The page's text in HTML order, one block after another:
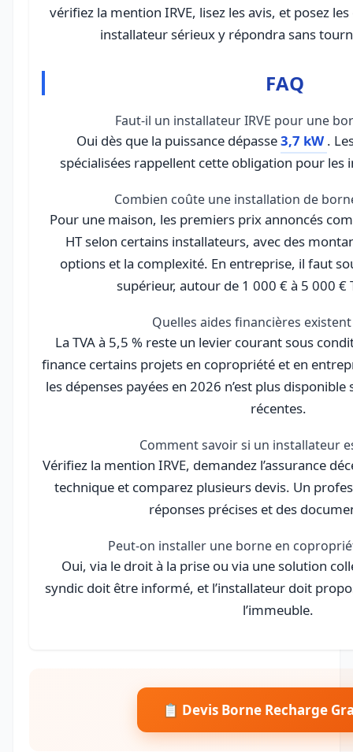
vérifiez la mention IRVE, lisez les avis, et posez
installateur sérieux y répondra sans
FAQ
Faut-il un installateur IRVE pour une
Oui dès que la puissance dépasse3,7 kW .
spécialisées rappellent cette obligation pour les
Combien coûte une installation de
Pour une maison, les premiers prix annoncés
HT selon certains installateurs, avec des
options et la complexité. En entreprise, il faut
supérieur, autour de 1 000 € à 5 000 €
Quelles aides financières
La TVA à 5,5 % reste un levier courant sous
finance certains projets en copropriété et en
les dépenses payées en 2026 n’est plus
récentes.
Comment savoir si un installateur
Vérifiez la mention IRVE, demandez l’assurance
technique et comparez plusieurs devis. Un
réponses précises et des
Peut-on installer une borne en
Oui, via le droit à la prise ou via une solution
syndic doit être informé, et l’installateur doit
l’immeuble.
📋 Devis Borne Recharge